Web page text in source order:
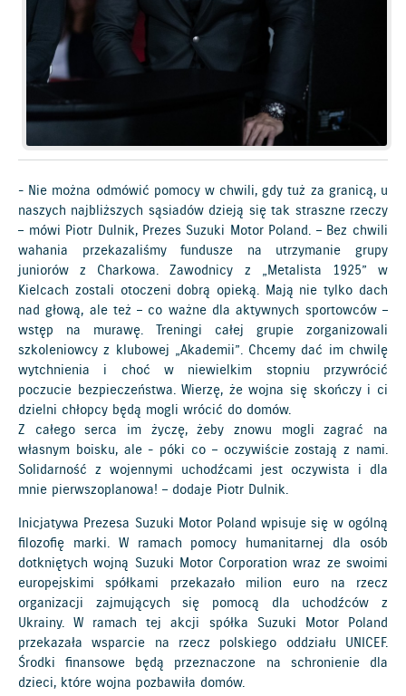
- Nie można odmówić pomocy w chwili, gdy tuż za granicą, u
naszych najbliższych sąsiadów dzieją się tak straszne rzeczy
– mówi Piotr Dulnik, Prezes Suzuki Motor Poland. – Bez chwili
wahania przekazaliśmy fundusze na utrzymanie grupy
juniorów z Charkowa. Zawodnicy z „Metalista 1925” w
Kielcach zostali otoczeni dobrą opieką. Mają nie tylko dach
nad głową, ale też – co ważne dla aktywnych sportowców –
wstęp na murawę. Treningi całej grupie zorganizowali
szkoleniowcy z klubowej „Akademii”. Chcemy dać im chwilę
wytchnienia i choć w niewielkim stopniu przywrócić
poczucie bezpieczeństwa. Wierzę, że wojna się skończy i ci
dzielni chłopcy będą mogli wrócić do domów.
Z całego serca im życzę, żeby znowu mogli zagrać na
własnym boisku, ale - póki co – oczywiście zostają z nami.
Solidarność z wojennymi uchodźcami jest oczywista i dla
mnie pierwszoplanowa! – dodaje Piotr Dulnik.
Inicjatywa Prezesa Suzuki Motor Poland wpisuje się w ogólną
filozofię marki. W ramach pomocy humanitarnej dla osób
dotkniętych wojną Suzuki Motor Corporation wraz ze swoimi
europejskimi spółkami przekazało milion euro na rzecz
organizacji zajmujących się pomocą dla uchodźców z
Ukrainy. W ramach tej akcji spółka Suzuki Motor Poland
przekazała wsparcie na rzecz polskiego oddziału UNICEF.
Środki finansowe będą przeznaczone na schronienie dla
dzieci, które wojna pozbawiła domów.